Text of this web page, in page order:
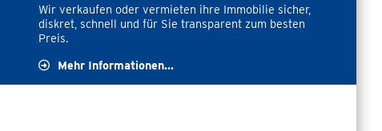
Wir verkaufen oder vermieten ihre Immobilie sicher,
diskret, schnell und für Sie transparent zum besten
Preis.
Mehr Informationen...